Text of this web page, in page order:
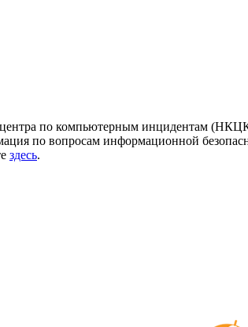
по компьютерным инцидентам
по вопросам информационной
здесь.